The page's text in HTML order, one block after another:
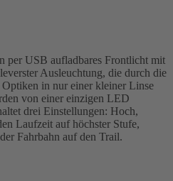
per USB aufladbares Frontlicht mit
Ausleuchtung, die durch die
in nur einer kleiner Linse
von einer einzigen LED
drei Einstellungen: Hoch,
Laufzeit auf höchster Stufe,
Fahrbahn auf den Trail.